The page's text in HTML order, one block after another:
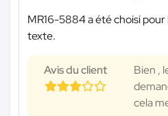
MR16-5884 a été choisi
texte.
Avis du client
Bien ,
cela